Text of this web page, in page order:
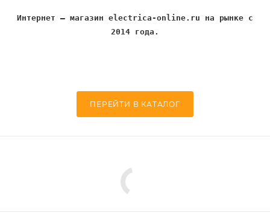
Интернет – магазин electrica-online.ru на рынке с
2014 года.
ПЕРЕЙТИ В КАТАЛОГ